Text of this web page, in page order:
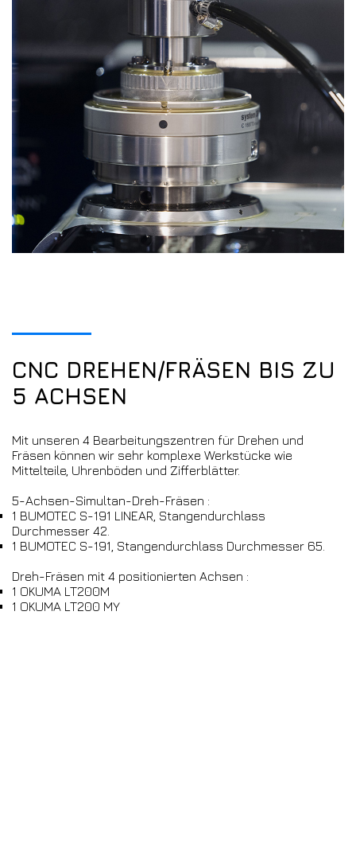
CNC DREHEN/FRÄSEN BIS ZU
5 ACHSEN
Mit unseren 4 Bearbeitungszentren für Drehen und
Fräsen können wir sehr komplexe Werkstücke wie
Mittelteile, Uhrenböden und Zifferblätter.
5-Achsen-Simultan-Dreh-Fräsen :
1 BUMOTEC S-191 LINEAR, Stangendurchlass
Durchmesser 42.
1 BUMOTEC S-191, Stangendurchlass Durchmesser 65.
Dreh-Fräsen mit 4 positionierten Achsen :
1 OKUMA LT200M
1 OKUMA LT200 MY